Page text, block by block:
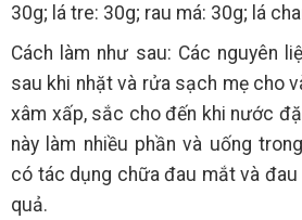
30g; lá tre: 30g; rau má: 30g; lá
Cách làm như sau: Các nguyên
sau khi nhặt và rửa sạch mẹ cho
xâm xấp, sắc cho đến khi nước
này làm nhiều phần và uống
có tác dụng chữa đau mắt và
quả.